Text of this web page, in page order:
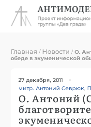
Главная / Новости /О.
обеде в экуменической
27 декабря, 2011
митр. Антоний Севрюк,
О. Антоний